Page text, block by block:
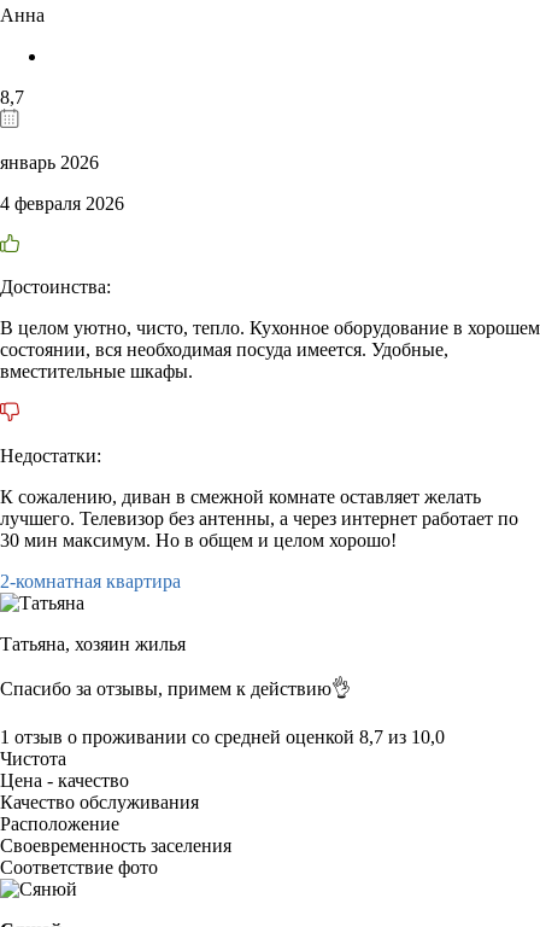
Анна
8,7
январь 2026
4 февраля 2026
Достоинства:
В целом уютно, чисто, тепло. Кухонное оборудование в хорошем
состоянии, вся необходимая посуда имеется. Удобные,
вместительные шкафы.
Недостатки:
К сожалению, диван в смежной комнате оставляет желать
лучшего. Телевизор без антенны, а через интернет работает по
30 мин максимум. Но в общем и целом хорошо!
2-комнатная квартира
Татьяна, хозяин жилья
Спасибо за отзывы, примем к действию👌
1 отзыв о проживании со средней оценкой 8,7 из 10,0
Чистота
Цена - качество
Качество обслуживания
Расположение
Своевременность заселения
Соответствие фото